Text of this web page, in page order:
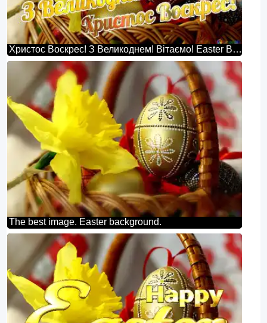
Христос Воскрес! З Великоднем! Вітаємо! Easter Background
The best image. Easter background.